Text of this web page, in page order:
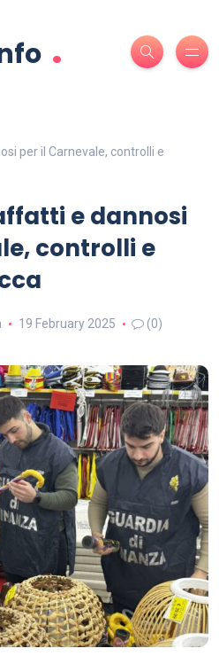
.
per il Carnevale, controlli e
e dannosi
controlli e
19 February 2025 (0)